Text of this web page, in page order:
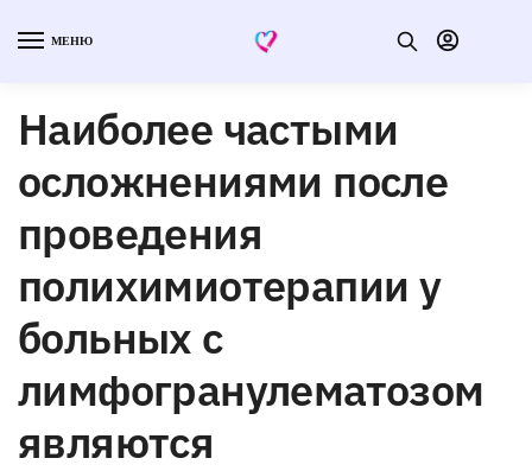
МЕНЮ
Наиболее частыми
осложнениями после
проведения
полихимиотерапии у
больных с
лимфогранулематозом
являются